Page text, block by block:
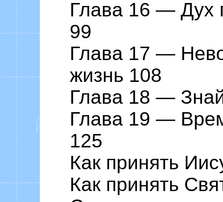
Глава 16 ― Дух
99
Глава 17 ―
жизнь 108
Глава 18 ―
Глава 19 ―
125
Как принять
Как принять